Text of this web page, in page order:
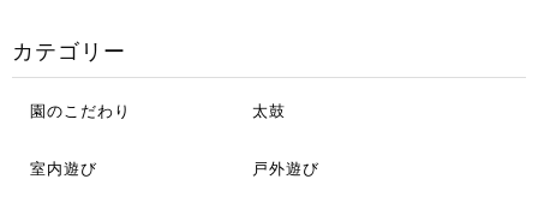
カテゴリー
園のこだわり 太鼓
室内遊び 戸外遊び